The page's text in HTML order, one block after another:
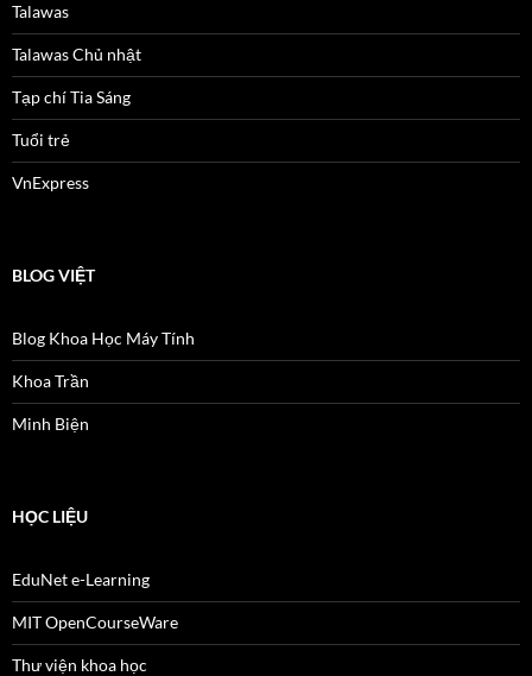
Talawas
Talawas Chủ nhật
Tạp chí Tia Sáng
Tuổi trẻ
VnExpress
BLOG VIỆT
Blog Khoa Học Máy Tính
Khoa Trần
Minh Biện
HỌC LIỆU
EduNet e-Learning
MIT OpenCourseWare
Thư viện khoa học